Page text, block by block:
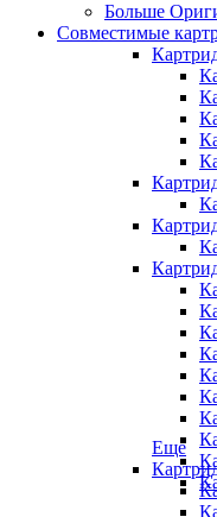
Больше
Совместимые
Еще